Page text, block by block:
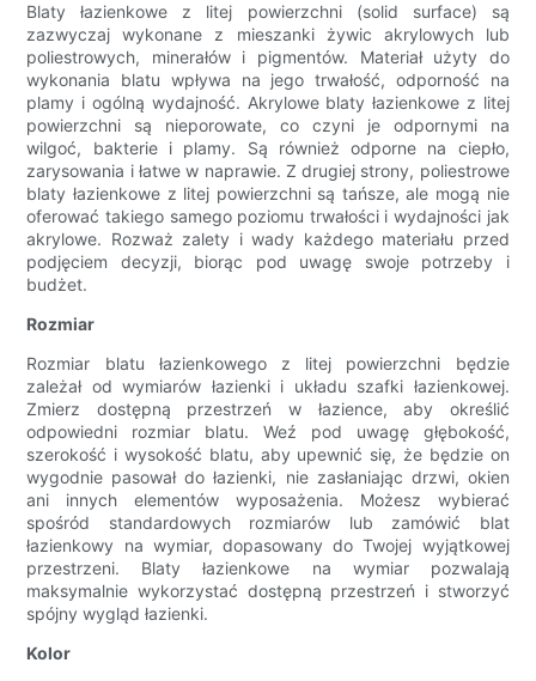
Blaty łazienkowe z litej powierzchni (solid surface) są
zazwyczaj wykonane z mieszanki żywic akrylowych lub
poliestrowych, minerałów i pigmentów. Materiał użyty do
wykonania blatu wpływa na jego trwałość, odporność na
plamy i ogólną wydajność. Akrylowe blaty łazienkowe z litej
powierzchni są nieporowate, co czyni je odpornymi na
wilgoć, bakterie i plamy. Są również odporne na ciepło,
zarysowania i łatwe w naprawie. Z drugiej strony, poliestrowe
blaty łazienkowe z litej powierzchni są tańsze, ale mogą nie
oferować takiego samego poziomu trwałości i wydajności jak
akrylowe. Rozważ zalety i wady każdego materiału przed
podjęciem decyzji, biorąc pod uwagę swoje potrzeby i
budżet.
Rozmiar
Rozmiar blatu łazienkowego z litej powierzchni będzie
zależał od wymiarów łazienki i układu szafki łazienkowej.
Zmierz dostępną przestrzeń w łazience, aby określić
odpowiedni rozmiar blatu. Weź pod uwagę głębokość,
szerokość i wysokość blatu, aby upewnić się, że będzie on
wygodnie pasował do łazienki, nie zasłaniając drzwi, okien
ani innych elementów wyposażenia. Możesz wybierać
spośród standardowych rozmiarów lub zamówić blat
łazienkowy na wymiar, dopasowany do Twojej wyjątkowej
przestrzeni. Blaty łazienkowe na wymiar pozwalają
maksymalnie wykorzystać dostępną przestrzeń i stworzyć
spójny wygląd łazienki.
Kolor